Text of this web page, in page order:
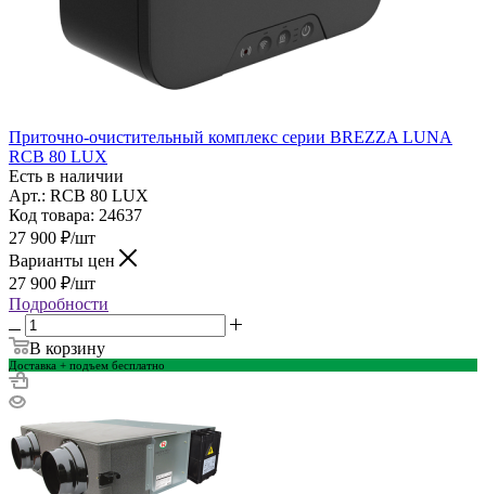
Приточно-очистительный комплекс серии BREZZA LUNA
RCB 80 LUX
Есть в наличии
Арт.: RCB 80 LUX
Код товара: 24637
27 900 ₽/шт
Варианты цен
27 900 ₽/шт
Подробности
В корзину
Доставка + подъем бесплатно